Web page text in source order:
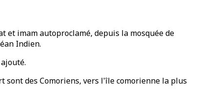
et imam autoproclamé, depuis la mosquée de
Indien.
des Comoriens, vers l'île comorienne la plus